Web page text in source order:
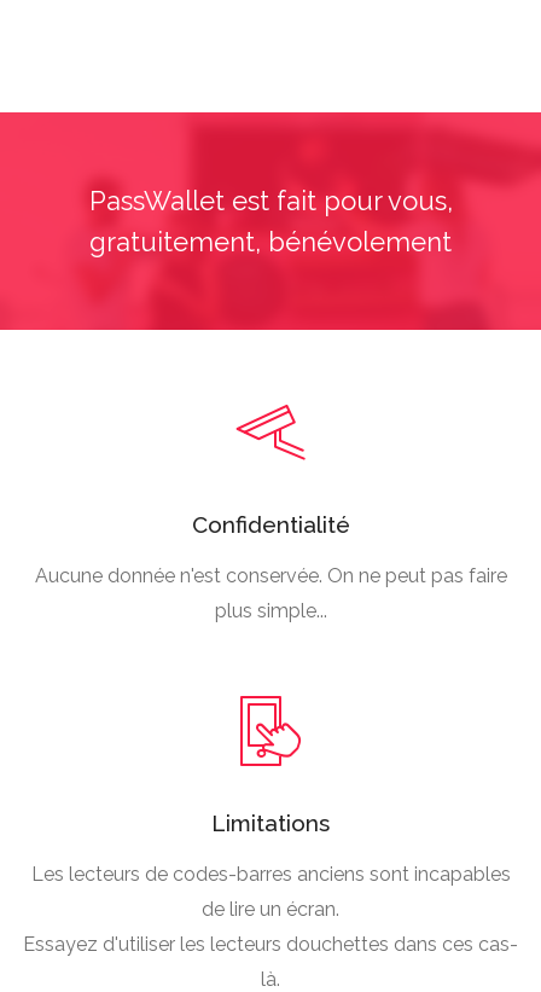
PassWallet est fait pour vous,
gratuitement, bénévolement
Confidentialité
Aucune donnée n'est conservée. On ne peut pas faire
plus simple...
Limitations
Les lecteurs de codes-barres anciens sont incapables
de lire un écran.
Essayez d'utiliser les lecteurs douchettes dans ces cas-
là.